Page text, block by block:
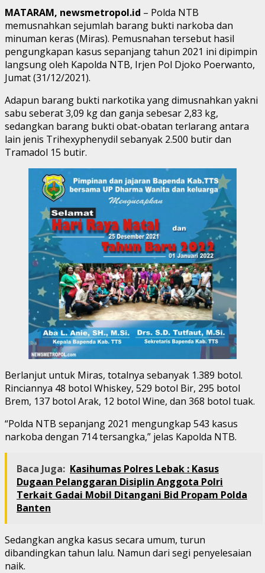
MATARAM, newsmetropol.id – Polda NTB
memusnahkan sejumlah barang bukti narkoba dan
minuman keras (Miras). Pemusnahan tersebut hasil
pengungkapan kasus sepanjang tahun 2021 ini dipimpin
langsung oleh Kapolda NTB, Irjen Pol Djoko Poerwanto,
Jumat (31/12/2021).
Adapun barang bukti narkotika yang dimusnahkan yakni
sabu seberat 3,09 kg dan ganja sebesar 2,83 kg,
sedangkan barang bukti obat-obatan terlarang antara
lain jenis Trihexyphenydil sebanyak 2.500 butir dan
Tramadol 15 butir.
Berlanjut untuk Miras, totalnya sebanyak 1.389 botol.
Rinciannya 48 botol Whiskey, 529 botol Bir, 295 botol
Brem, 137 botol Arak, 12 botol Wine, dan 368 botol tuak.
“Polda NTB sepanjang 2021 mengungkap 543 kasus
narkoba dengan 714 tersangka,” jelas Kapolda NTB.
Baca Juga: Kasihumas Polres Lebak : Kasus
Dugaan Pelanggaran Disiplin Anggota Polri
Terkait Gadai Mobil Ditangani Bid Propam Polda
Banten
Sedangkan angka kasus secara umum, turun
dibandingkan tahun lalu. Namun dari segi penyelesaian
naik.